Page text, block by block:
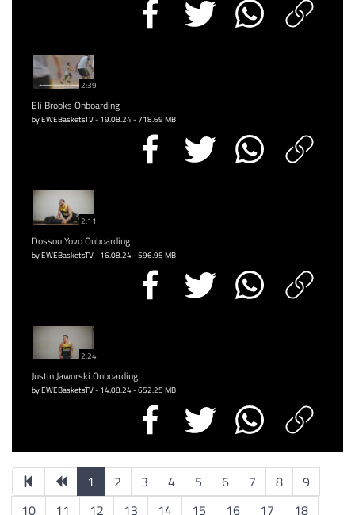
2:39
Eli Brooks Onboarding
by EWEBasketsTV - 19.08.24 - 718.69 MB
2:11
Dossou Yovo Onboarding
by EWEBasketsTV - 16.08.24 - 596.95 MB
2:24
Justin Jaworski Onboarding
by EWEBasketsTV - 14.08.24 - 652.25 MB
1 2 3 4 5 6 7 8
9
10
11 12 13 14 15 16 17 18